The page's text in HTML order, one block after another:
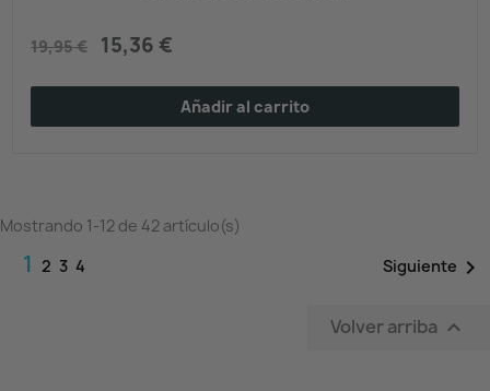
19,95 € 15,36 €
Añadir al carrito
Mostrando 1-12 de 42 artículo(s)
1 2 3 4 Siguiente 
Volver arriba 